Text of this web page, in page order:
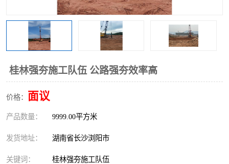
桂林强夯施工队伍 公路强夯效率高
价格： 面议
产品数量： 9999.00平方米
发货地址： 湖南省长沙浏阳市
关键词： 桂林强夯施工队伍